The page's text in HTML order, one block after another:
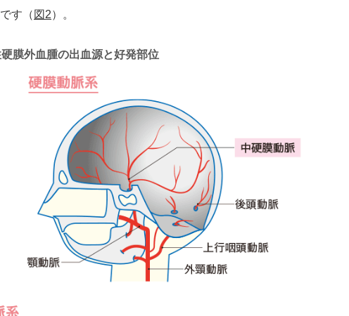
です（ 図2）。
膜外血腫の出血源と好発部位